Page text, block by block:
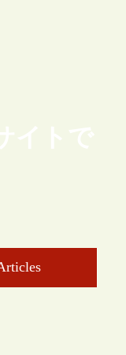
イトで